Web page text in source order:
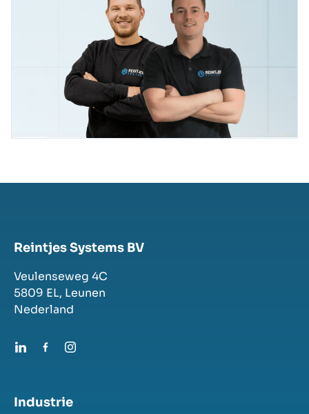
Reintjes Systems BV
Veulenseweg 4C
5809 EL, Leunen
Nederland
Industrie